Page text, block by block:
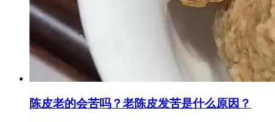
陈皮老的会苦吗？老陈皮发苦是什么原因？